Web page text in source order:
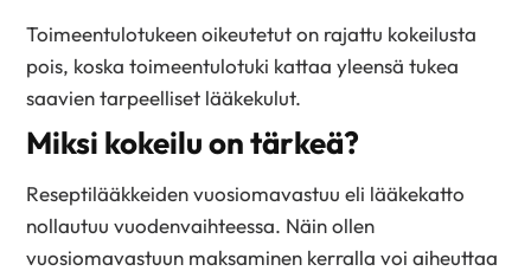
Toimeentulotukeen oikeutetut on rajattu kokeilusta
pois, koska toimeentulotuki kattaa yleensä tukea
saavien tarpeelliset lääkekulut.
Miksi kokeilu on tärkeä?
Reseptilääkkeiden vuosiomavastuu eli lääkekatto
nollautuu vuodenvaihteessa. Näin ollen
vuosiomavastuun maksaminen kerralla voi aiheuttaa